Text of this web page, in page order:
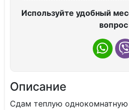
Используйте удобный
вопрос
Описание
Сдaм теплую однокoмнатную